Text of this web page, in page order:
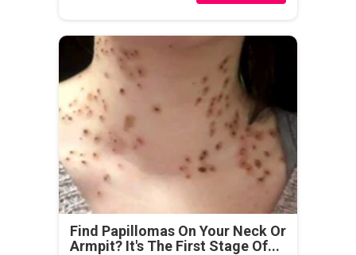
Find Papillomas On Your Neck Or
Armpit? It's The First Stage Of...